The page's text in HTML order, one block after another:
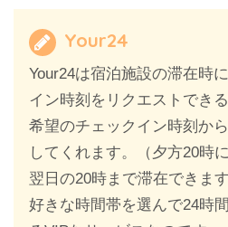
Your24
Your24は宿泊施設の滞在時
イン時刻をリクエストでき
希望のチェックイン時刻か
してくれます。（夕方20時
翌日の20時まで滞在できま
好きな時間帯を選んで24時